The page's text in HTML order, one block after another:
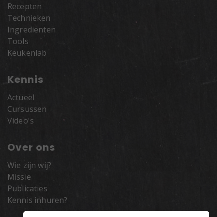
Recepten
Technieken
Ingrediënten
Tools
Keukenlab
Kennis
Actueel
Cursussen
Video's
Over ons
Wie zijn wij?
Missie
Publicaties
Kennis inhuren?